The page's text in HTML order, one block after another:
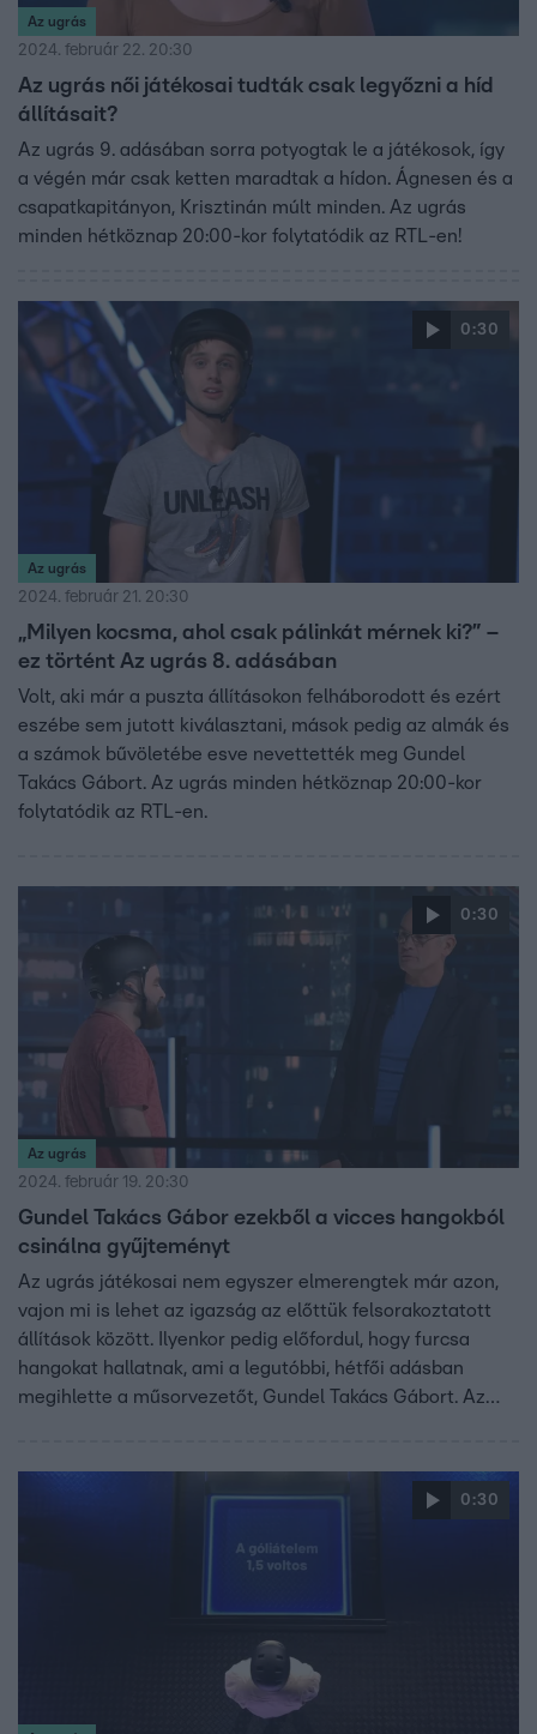
Az ugrás
2024. február 22. 20:30
Az ugrás női játékosai tudták csak legyőzni a híd
állításait?
Az ugrás 9. adásában sorra potyogtak le a játékosok, így
a végén már csak ketten maradtak a hídon. Ágnesen és a
csapatkapitányon, Krisztinán múlt minden. Az ugrás
minden hétköznap 20:00-kor folytatódik az RTL-en!
0:30
Az ugrás
2024. február 21. 20:30
„Milyen kocsma, ahol csak pálinkát mérnek ki?” –
ez történt Az ugrás 8. adásában
Volt, aki már a puszta állításokon felháborodott és ezért
eszébe sem jutott kiválasztani, mások pedig az almák és
a számok bűvöletébe esve nevettették meg Gundel
Takács Gábort. Az ugrás minden hétköznap 20:00-kor
folytatódik az RTL-en.
0:30
Az ugrás
2024. február 19. 20:30
Gundel Takács Gábor ezekből a vicces hangokból
csinálna gyűjteményt
Az ugrás játékosai nem egyszer elmerengtek már azon,
vajon mi is lehet az igazság az előttük felsorakoztatott
állítások között. Ilyenkor pedig előfordul, hogy furcsa
hangokat hallatnak, ami a legutóbbi, hétfői adásban
megihlette a műsorvezetőt, Gundel Takács Gábort. Az
0:30